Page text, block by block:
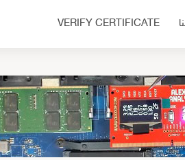
VERIFY CERTIFICATE